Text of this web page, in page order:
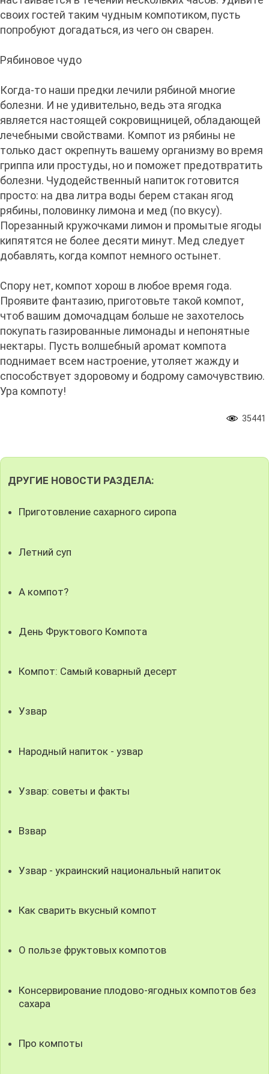
своих гостей таким чудным компотиком, пусть
попробуют догадаться, из чего он сварен.
Рябиновое чудо
Когда-то наши предки лечили рябиной многие
болезни. И не удивительно, ведь эта ягодка
является настоящей сокровищницей, обладающей
лечебными свойствами. Компот из рябины не
только даст окрепнуть вашему организму во время
гриппа или простуды, но и поможет предотвратить
болезни. Чудодейственный напиток готовится
просто: на два литра воды берем стакан ягод
рябины, половинку лимона и мед (по вкусу).
Порезанный кружочками лимон и промытые ягоды
кипятятся не более десяти минут. Мед следует
добавлять, когда компот немного остынет.
Спору нет, компот хорош в любое время года.
Проявите фантазию, приготовьте такой компот,
чтоб вашим домочадцам больше не захотелось
покупать газированные лимонады и непонятные
нектары. Пусть волшебный аромат компота
поднимает всем настроение, утоляет жажду и
способствует здоровому и бодрому самочувствию.
Ура компоту!
35441
ДРУГИЕ НОВОСТИ РАЗДЕЛА:
Приготовление сахарного сиропа
Летний суп
А компот?
День Фруктового Компота
Компот: Самый коварный десерт
Узвар
Народный напиток - узвар
Узвар: советы и факты
Взвар
Узвар - украинский национальный напиток
Как сварить вкусный компот
О пользе фруктовых компотов
Консервирование плодово-ягодных компотов без
сахара
Про компоты